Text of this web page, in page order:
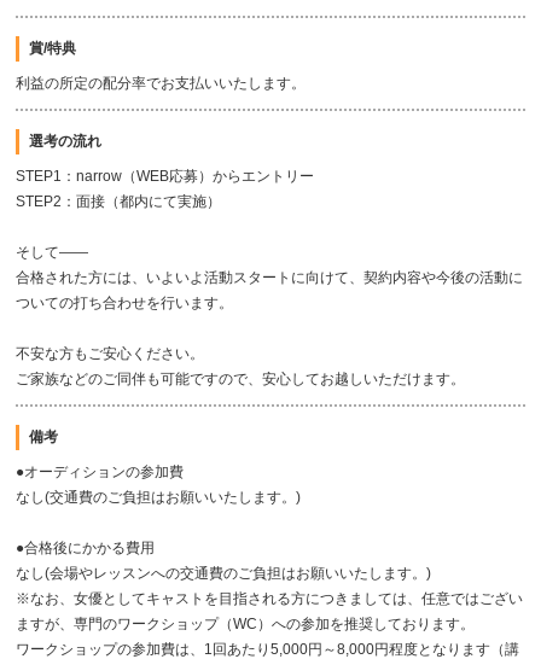
賞/特典
利益の所定の配分率でお支払いいたします。
選考の流れ
STEP1：narrow（WEB応募）からエントリー
STEP2：面接（都内にて実施）
そして――
合格された方には、いよいよ活動スタートに向けて、契約内容や今後の活動に
ついての打ち合わせを行います。
不安な方もご安心ください。
ご家族などのご同伴も可能ですので、安心してお越しいただけます。
備考
●オーディションの参加費
なし(交通費のご負担はお願いいたします。)
●合格後にかかる費用
なし(会場やレッスンへの交通費のご負担はお願いいたします。)
※なお、女優としてキャストを目指される方につきましては、任意ではござい
ますが、専門のワークショップ（WC）への参加を推奨しております。
ワークショップの参加費は、1回あたり5,000円～8,000円程度となります（講